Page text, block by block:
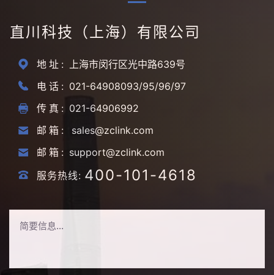
直川科技（上海）有限公司
地址: 上海市闵行区光中路639号
电话: 021-64908093/95/96/97
传真: 021-64906992
邮箱: sales@zclink.com
邮箱: support@zclink.com
服务热线: 400-101-4618